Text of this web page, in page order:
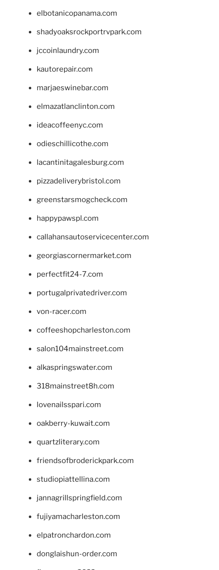
elbotanicopanama.com
shadyoaksrockportrvpark.com
jccoinlaundry.com
kautorepair.com
marjaeswinebar.com
elmazatlanclinton.com
ideacoffeenyc.com
odieschillicothe.com
lacantinitagalesburg.com
pizzadeliverybristol.com
greenstarsmogcheck.com
happypawspl.com
callahansautoservicecenter.com
georgiascornermarket.com
perfectfit24-7.com
portugalprivatedriver.com
von-racer.com
coffeeshopcharleston.com
salon104mainstreet.com
alkaspringswater.com
318mainstreet8h.com
lovenailsspari.com
oakberry-kuwait.com
quartzliterary.com
friendsofbroderickpark.com
studiopiattellina.com
jannagrillspringfield.com
fujiyamacharleston.com
elpatronchardon.com
donglaishun-order.com